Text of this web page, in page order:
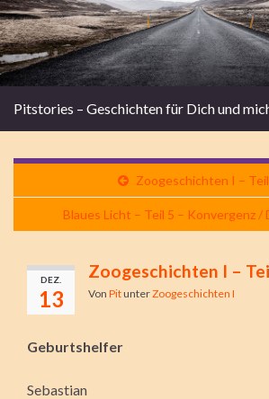
Pitstories – Geschichten für Dich und
Zoogeschichten I –
Blaues Licht – Teil 5 – Konvergenz /
DEZ.
13
Zoogeschichten I –
Von PitunterZoogeschichten I
Geburtshelfer
Sebastian